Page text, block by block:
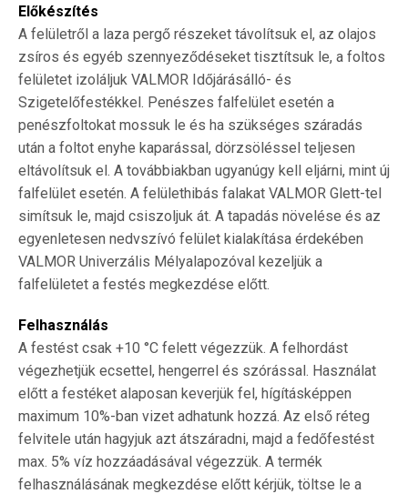
Előkészítés
A felületről a laza pergő részeket távolítsuk el, az olajos
zsíros és egyéb szennyeződéseket tisztítsuk le, a foltos
felületet izoláljuk VALMOR Időjárásálló- és
Szigetelőfestékkel. Penészes falfelület esetén a
penészfoltokat mossuk le és ha szükséges száradás
után a foltot enyhe kaparással, dörzsöléssel teljesen
eltávolítsuk el. A továbbiakban ugyanúgy kell eljárni, mint új
falfelület esetén. A felülethibás falakat VALMOR Glett-tel
simítsuk le, majd csiszoljuk át. A tapadás növelése és az
egyenletesen nedvszívó felület kialakítása érdekében
VALMOR Univerzális Mélyalapozóval kezeljük a
falfelületet a festés megkezdése előtt.
Felhasználás
A festést csak +10 °C felett végezzük. A felhordást
végezhetjük ecsettel, hengerrel és szórással. Használat
előtt a festéket alaposan keverjük fel, hígításképpen
maximum 10%-ban vizet adhatunk hozzá. Az első réteg
felvitele után hagyjuk azt átszáradni, majd a fedőfestést
max. 5% víz hozzáadásával végezzük. A termék
felhasználásának megkezdése előtt kérjük, töltse le a